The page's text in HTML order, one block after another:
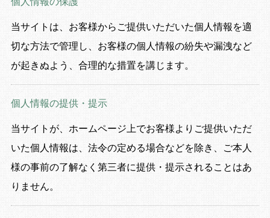
当サイトは、お客様からご提供いただいた個人情報を適
切な方法で管理し、お客様の個人情報の紛失や漏洩など
が起きぬよう、合理的な措置を講じます。
個人情報の提供・提示
当サイトが、ホームページ上でお客様よりご提供いただ
いた個人情報は、法令の定める場合などを除き、ご本人
様の事前の了解なく第三者に提供・提示されることはあ
りません。